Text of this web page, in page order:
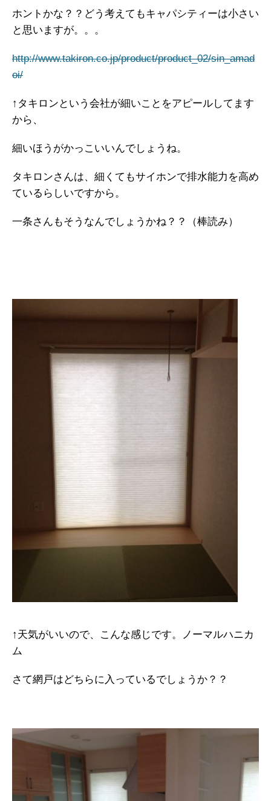
ホントかな？？どう考えてもキャパシティーは小さい
と思いますが。。。
http://www.takiron.co.jp/product/product_02/sin_amad
oi/
↑タキロンという会社が細いことをアピールしてます
から、
細いほうがかっこいいんでしょうね。
タキロンさんは、細くてもサイホンで排水能力を高め
ているらしいですから。
一条さんもそうなんでしょうかね？？（棒読み）
↑天気がいいので、こんな感じです。ノーマルハニカ
ム
さて網戸はどちらに入っているでしょうか？？